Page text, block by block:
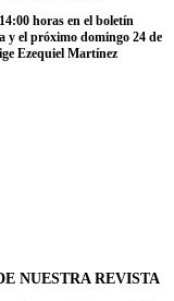
horas en el boletín
y el próximo domingo 24 de
Ezequiel Martínez
NUESTRA REVISTA